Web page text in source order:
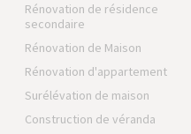
Rénovation de résidence
secondaire
Rénovation de Maison
Rénovation d'appartement
Surélévation de maison
Construction de véranda